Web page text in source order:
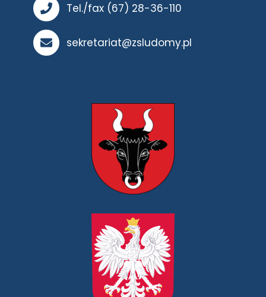
Tel./fax (67) 28-36-110
sekretariat@zsludomy.pl